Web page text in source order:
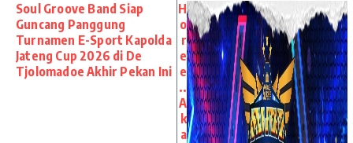
Soul Groove Band Siap
Guncang Panggung
Turnamen E-Sport Kapolda
Jateng Cup 2026 di De
Tjolomadoe Akhir Pekan Ini
H
o
r
e
e
..
A
k
a